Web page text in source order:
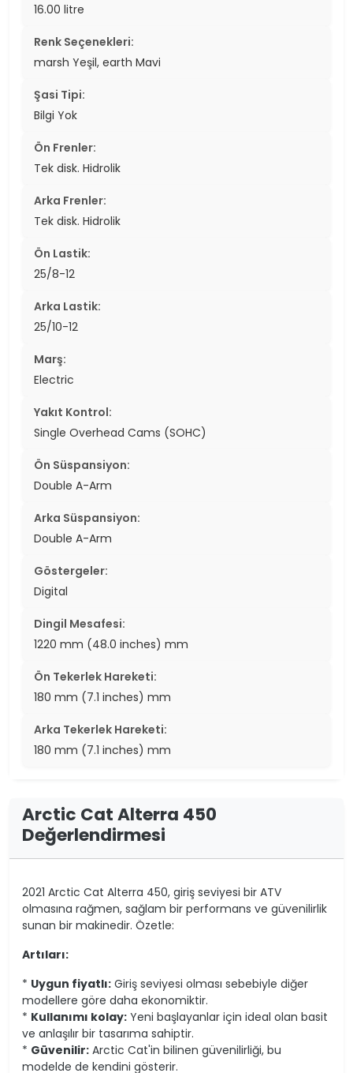
16.00 litre
Renk Seçenekleri:
marsh Yeşil, earth Mavi
Şasi Tipi:
Bilgi Yok
Ön Frenler:
Tek disk. Hidrolik
Arka Frenler:
Tek disk. Hidrolik
Ön Lastik:
25/8-12
Arka Lastik:
25/10-12
Marş:
Electric
Yakıt Kontrol:
Single Overhead Cams (SOHC)
Ön Süspansiyon:
Double A-Arm
Arka Süspansiyon:
Double A-Arm
Göstergeler:
Digital
Dingil Mesafesi:
1220 mm (48.0 inches) mm
Ön Tekerlek Hareketi:
180 mm (7.1 inches) mm
Arka Tekerlek Hareketi:
180 mm (7.1 inches) mm
Arctic Cat Alterra 450
Değerlendirmesi
2021 Arctic Cat Alterra 450, giriş seviyesi bir ATV
olmasına rağmen, sağlam bir performans ve güvenilirlik
sunan bir makinedir. Özetle:
Artıları:
* Uygun fiyatlı: Giriş seviyesi olması sebebiyle diğer
modellere göre daha ekonomiktir.
* Kullanımı kolay: Yeni başlayanlar için ideal olan basit
ve anlaşılır bir tasarıma sahiptir.
* Güvenilir: Arctic Cat'in bilinen güvenilirliği, bu
modelde de kendini gösterir.